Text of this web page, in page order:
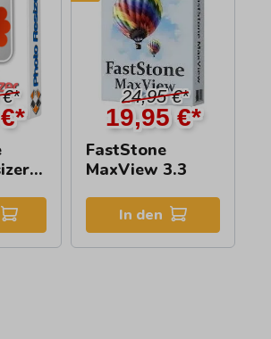
FastStone
MaxView 3.3
19,95 €*
24,95 €*
In den